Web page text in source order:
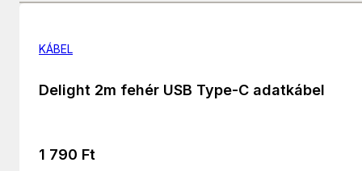
KÁBEL
Delight 2m fehér USB Type-C adatkábel
1 790 Ft